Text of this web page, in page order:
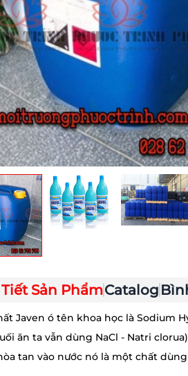
Sản PhẩmCatalog
Javen ó tên khoa học là Sodium
ăn ta vẫn dùng NaCl - Natri
tan vào nước nó là một chất